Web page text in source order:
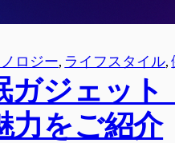
ロジー, ライフスタイル,
ガジェット
力をご紹介